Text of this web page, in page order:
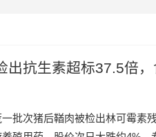
出抗生素超标37.5倍
批次猪后鞧肉被检出林可霉素